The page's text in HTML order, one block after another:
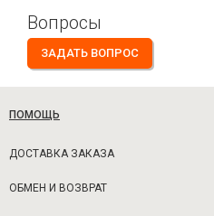
Вопросы
ЗАДАТЬ ВОПРОС
ПОМОЩЬ
ДОСТАВКА ЗАКАЗА
ОБМЕН И ВОЗВРАТ